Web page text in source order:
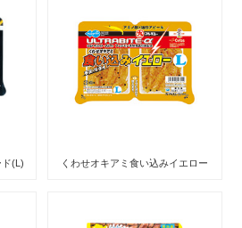
ド(L) くわせオキアミ食い込みイエロー